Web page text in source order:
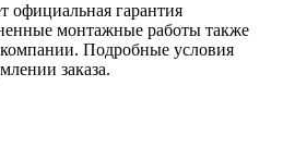
официальная гарантия
монтажные работы также
компании. Подробные условия
заказа.